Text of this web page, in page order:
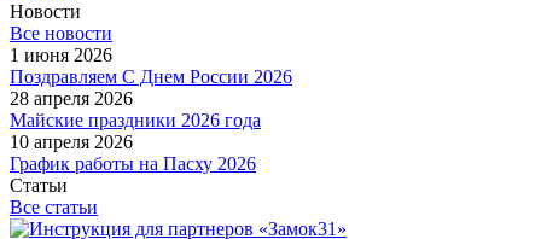
Новости
Все новости
1 июня 2026
Поздравляем С Днем России 2026
28 апреля 2026
Майские праздники 2026 года
10 апреля 2026
График работы на Пасху 2026
Статьи
Все статьи